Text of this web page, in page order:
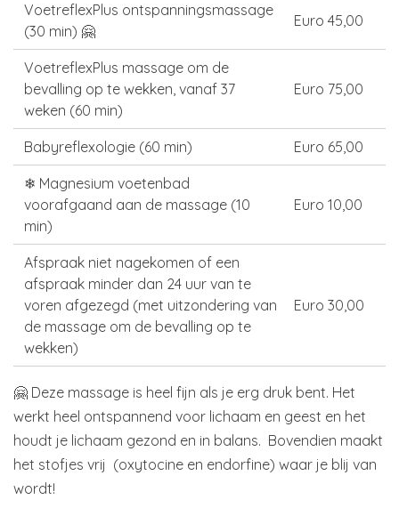
VoetreflexPlus ontspanningsmassage
(30 min) 🤗
Euro 45,00
VoetreflexPlus massage om de
bevalling op te wekken, vanaf 37
weken (60 min)
Euro 75,00
Babyreflexologie (60 min) Euro 65,00
❄ Magnesium voetenbad
voorafgaand aan de massage (10
min)
Euro 10,00
Afspraak niet nagekomen of een
afspraak minder dan 24 uur van te
voren afgezegd (met uitzondering van
de massage om de bevalling op te
wekken)
Euro 30,00
🤗 Deze massage is heel fijn als je erg druk bent. Het
werkt heel ontspannend voor lichaam en geest en het
houdt je lichaam gezond en in balans. Bovendien maakt
het stofjes vrij (oxytocine en endorfine) waar je blij van
wordt!